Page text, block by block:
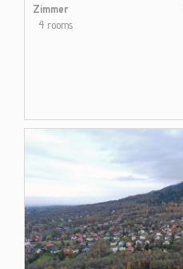
Zimmer
4 rooms